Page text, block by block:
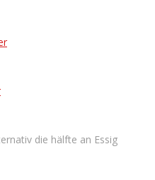
die hälfte an Essig